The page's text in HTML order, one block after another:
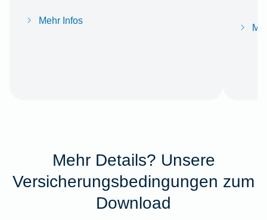
Mehr Infos
Mehr Details? Unsere
Versicherungsbedingungen zum
Download